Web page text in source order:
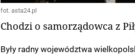
fot. asta24.pl
Chodzi o samorządowca z
Były radny województwa